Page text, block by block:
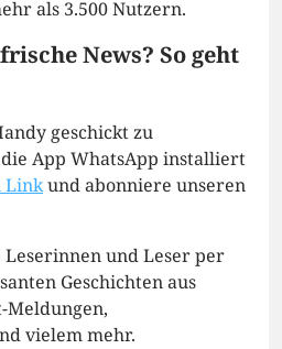
als 3.500 Nutzern.
News? So geht
geschickt zu
App WhatsApp installiert
Linkund abonniere unseren
und Leser per
Geschichten aus
Meldungen,
vielem mehr.